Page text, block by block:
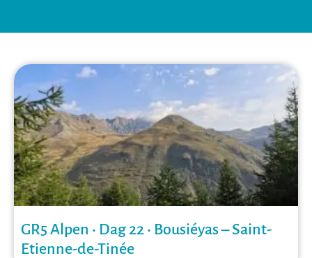
GR5 Alpen • Dag 22 • Bousiéyas – Saint-
Etienne-de-Tinée